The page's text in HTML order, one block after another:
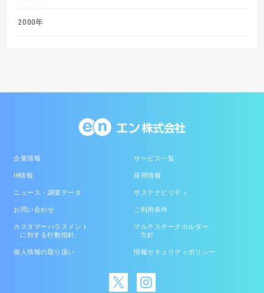
2000年
企業情報 サービス一覧
IR情報 採用情報
ニュース・調査データ サステナビリティ
お問い合わせ ご利用条件
カスタマーハラスメント
に対する行動指針
マルチステークホルダー
方針
個人情報の取り扱い 情報セキュリティポリシー